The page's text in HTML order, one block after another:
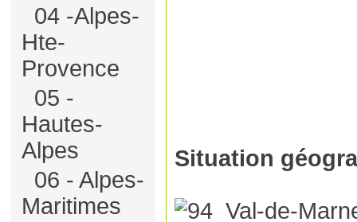
04 -Alpes-
Hte-
Provence
05 -
Hautes-
Alpes
06 - Alpes-
Maritimes
Situation